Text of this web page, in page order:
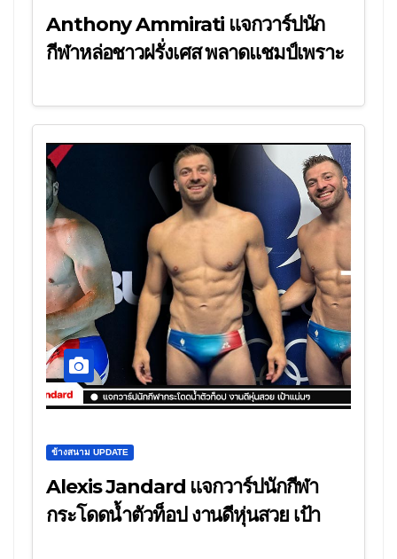
Anthony Ammirati แจกวาร์ปนัก
กีฬาหล่อชาวฝรั่งเศส พลาดแชมป์เพราะ
ข้างสนาม UPDATE
Alexis Jandard แจกวาร์ปนักกีฬา
กระโดดน้ำตัวท็อป งานดีหุ่นสวย เป้า